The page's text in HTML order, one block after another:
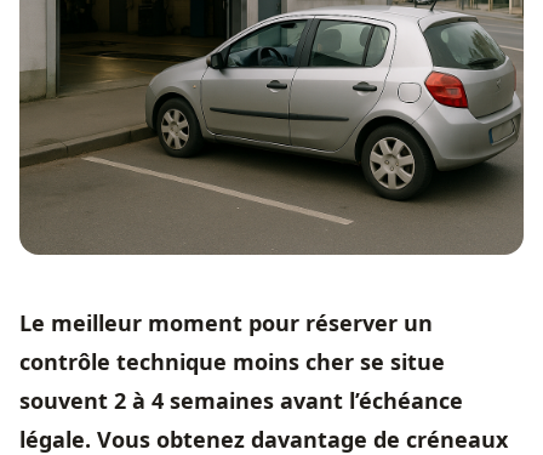
Le meilleur moment pour réserver un
contrôle technique moins cher se situe
souvent 2 à 4 semaines avant l’échéance
légale. Vous obtenez davantage de créneaux